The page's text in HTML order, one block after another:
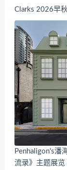
Clarks 2026早
Penhaligon's潘
流录》主题展